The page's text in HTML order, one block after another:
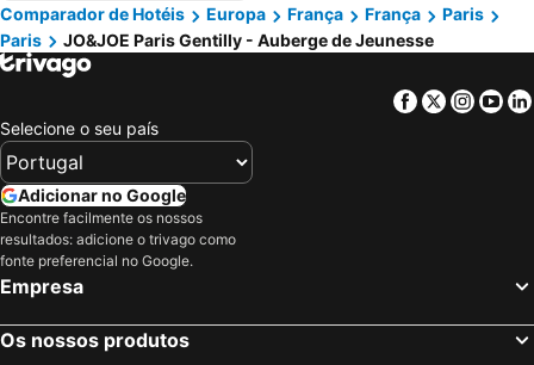
Comparador de Hotéis
Europa França França
Paris
Paris
JO&JOE Paris Gentilly - Auberge de Jeunesse
Facebook
Twitter
Selecione o seu país
Adicionar no Google
Encontre facilmente os nossos
resultados: adicione o trivago como
fonte preferencial no Google.
Empresa
Os nossos produtos